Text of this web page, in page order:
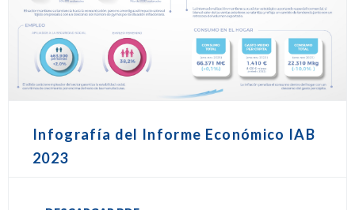
Infografía del Informe Económico IAB
2023